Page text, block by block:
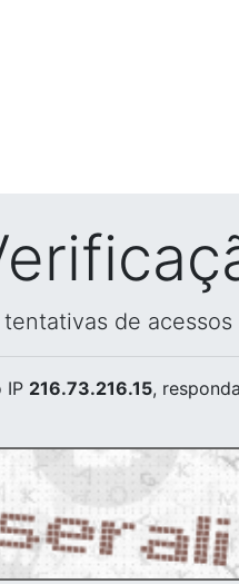
de
IP 216.73.216.15,